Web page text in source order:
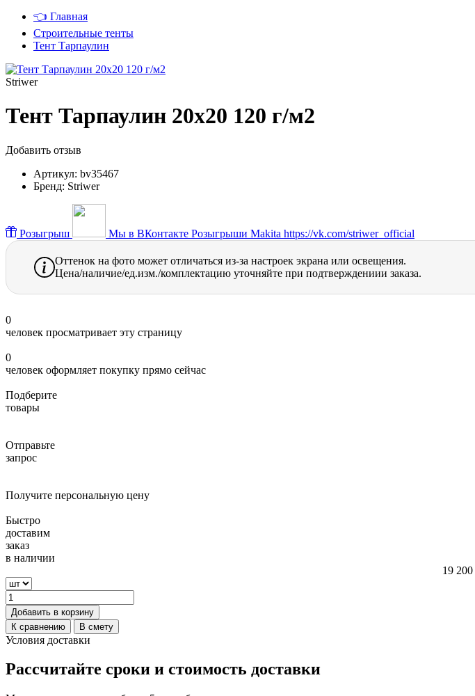
👈 Главная
Строительные тенты
Тент Тарпаулин
Striwer
Тент Тарпаулин 20х20 120 г/м2
Добавить отзыв
Артикул: bv35467
Бренд: Striwer
Розыгрыш Мы в ВКонтакте Розыгрыши Makita https://vk.com/striwer_official
Оттенок на фото может отличаться из-за настроек экрана или освещения.
Цена/наличие/ед.изм./комплектацию уточняйте при подтверждениии заказа.
0
человек просматривает эту страницу
0
человек оформляет покупку прямо сейчас
Подберите
товары
Отправьте
запрос
Получите персональную цену
Быстро
доставим
заказ
в наличии
19 200
Добавить в корзину
К сравнению
В смету
Условия доставки
Рассчитайте сроки и стоимость доставки